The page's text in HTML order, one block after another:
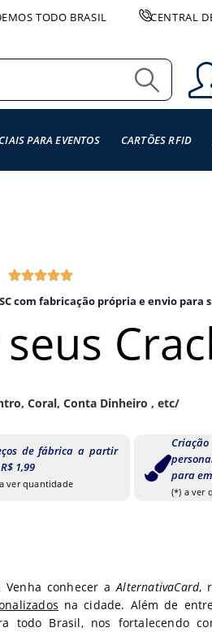
TODO BRASIL CENTRAL
PARA EVENTOS CARTÕES RFID
com fabricação própria e envio para
seus
Coral, Conta Dinheiro , etc/
de fábrica a partir
1,99
ver quantidade
para
(*) a ver
Venha conhecer aAlternativaCard,
na cidade. Além de
todo Brasil, nos fortalecendo